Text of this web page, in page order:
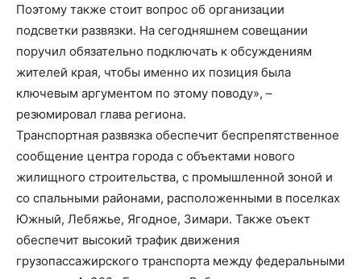
Поэтому также стоит вопрос об организации
подсветки развязки. На сегодняшнем совещании
поручил обязательно подключать к обсуждениям
жителей края, чтобы именно их позиция была
ключевым аргументом по этому поводу», –
резюмировал глава региона.
Транспортная развязка обеспечит беспрепятственное
сообщение центра города с объектами нового
жилищного строительства, с промышленной зоной и
со спальными районами, расположенными в поселках
Южный, Лебяжье, Ягодное, Зимари. Также оъект
обеспечит высокий трафик движения
грузопассажирского транспорта между федеральными